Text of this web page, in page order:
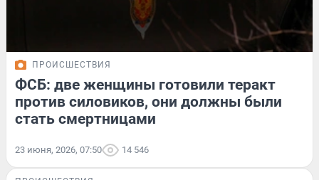
ПРОИСШЕСТВИЯ
ФСБ: две женщины готовили теракт
против силовиков, они должны были
стать смертницами
23 июня, 2026, 07:50 14 546